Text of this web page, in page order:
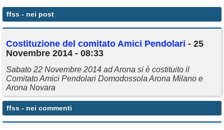
Calendario
Annunci
ffss - nei post
Costituzione del comitato Amici Pendolari - 25
Novembre 2014 - 08:33
Sabato 22 Novembre 2014 ad Arona si è costituito il
Comitato Amici Pendolari Domodossola Arona Milano e
Arona Novara
ffss - nei commenti